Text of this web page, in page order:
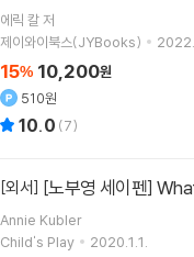
에릭 칼저
제이와이북스(JYBooks)
15% 10,200원
510원
10.0 (7)
[외서] [노부영 세이펜]
Annie Kubler
Child's Play
2020.1.1.